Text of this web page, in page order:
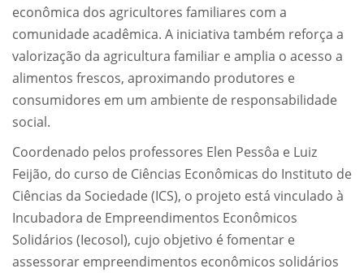
econômica dos agricultores familiares com a
comunidade acadêmica. A iniciativa também reforça a
valorização da agricultura familiar e amplia o acesso a
alimentos frescos, aproximando produtores e
consumidores em um ambiente de responsabilidade
social.
Coordenado pelos professores Elen Pessôa e Luiz
Feijão, do curso de Ciências Econômicas do Instituto de
Ciências da Sociedade (ICS), o projeto está vinculado à
Incubadora de Empreendimentos Econômicos
Solidários (Iecosol), cujo objetivo é fomentar e
assessorar empreendimentos econômicos solidários